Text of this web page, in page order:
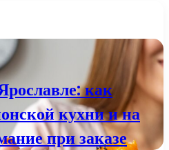
как
кухни и на
при заказе